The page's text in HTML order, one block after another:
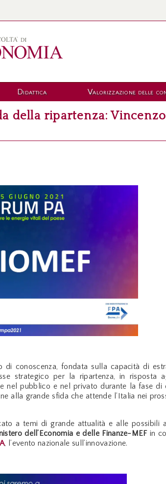
Didattica Valorizzazione delle
della ripartenza:
di conoscenza, fondata sulla capacità di
strategico per la ripartenza, in risposta
nel pubblico e nel privato durante la fase di
grande sfida che attende l’Italia nei
a temi di grande attualità e alle possibili
dell’Economia e delle Finanze-MEFin
, l’evento nazionale sull’innovazione.